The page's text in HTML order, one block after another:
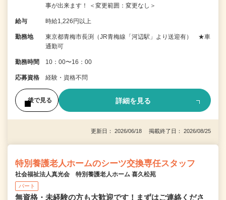
事が出来ます！ ＜変更範囲：変更なし＞
給与 時給1,226円以上
勤務地
東京都青梅市長渕（JR青梅線「河辺駅」より送迎有） ★車
通勤可
勤務時間 10：00〜16：00
応募資格 経験・資格不問
後で見る 詳細を見る
更新日： 2026/06/18 掲載終了日： 2026/08/25
特別養護老人ホームのシーツ交換専任スタッフ
社会福祉法人真光会 特別養護老人ホーム 喜久松苑
パート
無資格・未経験の方も大歓迎です！まずはご連絡くださ